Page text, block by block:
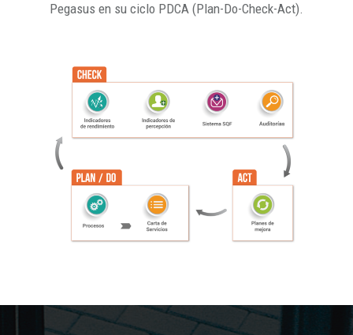
Pegasus en su ciclo PDCA (Plan-Do-Check-Act).